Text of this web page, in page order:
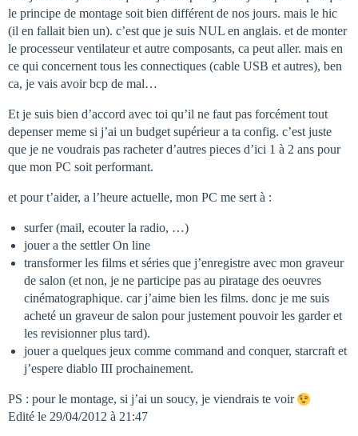
le principe de montage soit bien différent de nos jours. mais le hic
(il en fallait bien un). c’est que je suis NUL en anglais. et de monter
le processeur ventilateur et autre composants, ca peut aller. mais en
ce qui concernent tous les connectiques (cable USB et autres), ben
ca, je vais avoir bcp de mal…
Et je suis bien d’accord avec toi qu’il ne faut pas forcément tout
depenser meme si j’ai un budget supérieur a ta config. c’est juste
que je ne voudrais pas racheter d’autres pieces d’ici 1 à 2 ans pour
que mon PC soit performant.
et pour t’aider, a l’heure actuelle, mon PC me sert à :
surfer (mail, ecouter la radio, …)
jouer a the settler On line
transformer les films et séries que j’enregistre avec mon graveur
de salon (et non, je ne participe pas au piratage des oeuvres
cinématographique. car j’aime bien les films. donc je me suis
acheté un graveur de salon pour justement pouvoir les garder et
les revisionner plus tard).
jouer a quelques jeux comme command and conquer, starcraft et
j’espere diablo III prochainement.
PS : pour le montage, si j’ai un soucy, je viendrais te voir
Edité le 29/04/2012 à 21:47